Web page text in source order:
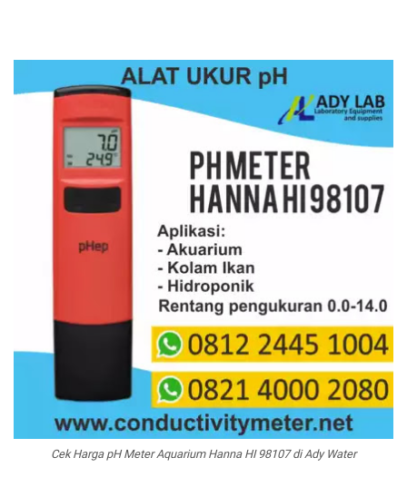
Cek Harga pH Meter Aquarium Hanna HI 98107 di Ady Water